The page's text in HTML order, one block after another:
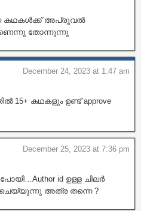
കഥകൾക്ക് അപ്രൂവൽ
തോന്നുന്നു
December 24, 2023 at 1:47 am
15+ കഥകളും ഉണ്ട് approve
December 25, 2023 at 7:36 pm
id ഉള്ള ചിലർ
അത്ര തന്നെ ?